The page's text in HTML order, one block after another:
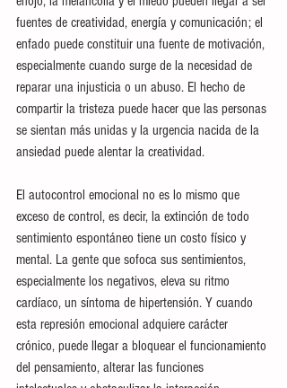
fuentes de creatividad, energía y comunicación; el
enfado puede constituir una fuente de motivación,
especialmente cuando surge de la necesidad de
reparar una injusticia o un abuso. El hecho de
compartir la tristeza puede hacer que las personas
se sientan más unidas y la urgencia nacida de la
ansiedad puede alentar la creatividad.
El autocontrol emocional no es lo mismo que
exceso de control, es decir, la extinción de todo
sentimiento espontáneo tiene un costo físico y
mental. La gente que sofoca sus sentimientos,
especialmente los negativos, eleva su ritmo
cardíaco, un síntoma de hipertensión. Y cuando
esta represión emocional adquiere carácter
crónico, puede llegar a bloquear el funcionamiento
del pensamiento, alterar las funciones